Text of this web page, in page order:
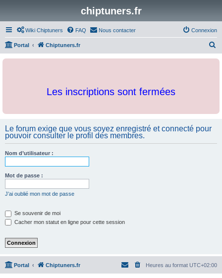
chiptuners.fr
Wiki Chiptuners FAQ Nous contacter Connexion
Portal Chiptuners.fr
c
Les inscriptions sont fermées
Le forum exige que vous soyez enregistré et connecté pour
pouvoir consulter le profil des membres.
Nom d’utilisateur :
Mot de passe :
J’ai oublié mon mot de passe
Se souvenir de moi
Cacher mon statut en ligne pour cette session
Portal Chiptuners.fr Heures au format UTC+02:00